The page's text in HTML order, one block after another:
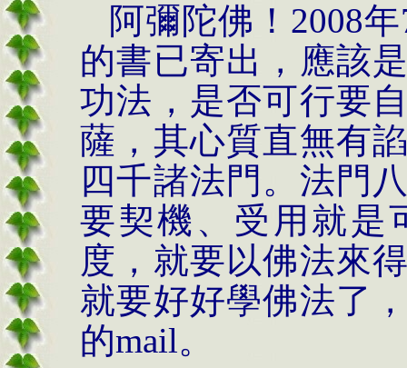
阿彌陀佛！ 2008年
的書已寄出，應該
功法，是否可行要
薩，其心質直無有
四千諸法門。 法門
要契機、受用就是
度，就要以佛法來
就要好好學佛法了
的mail。